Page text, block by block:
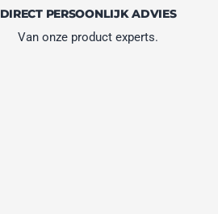
DIRECT PERSOONLIJK ADVIES
Van onze product experts.